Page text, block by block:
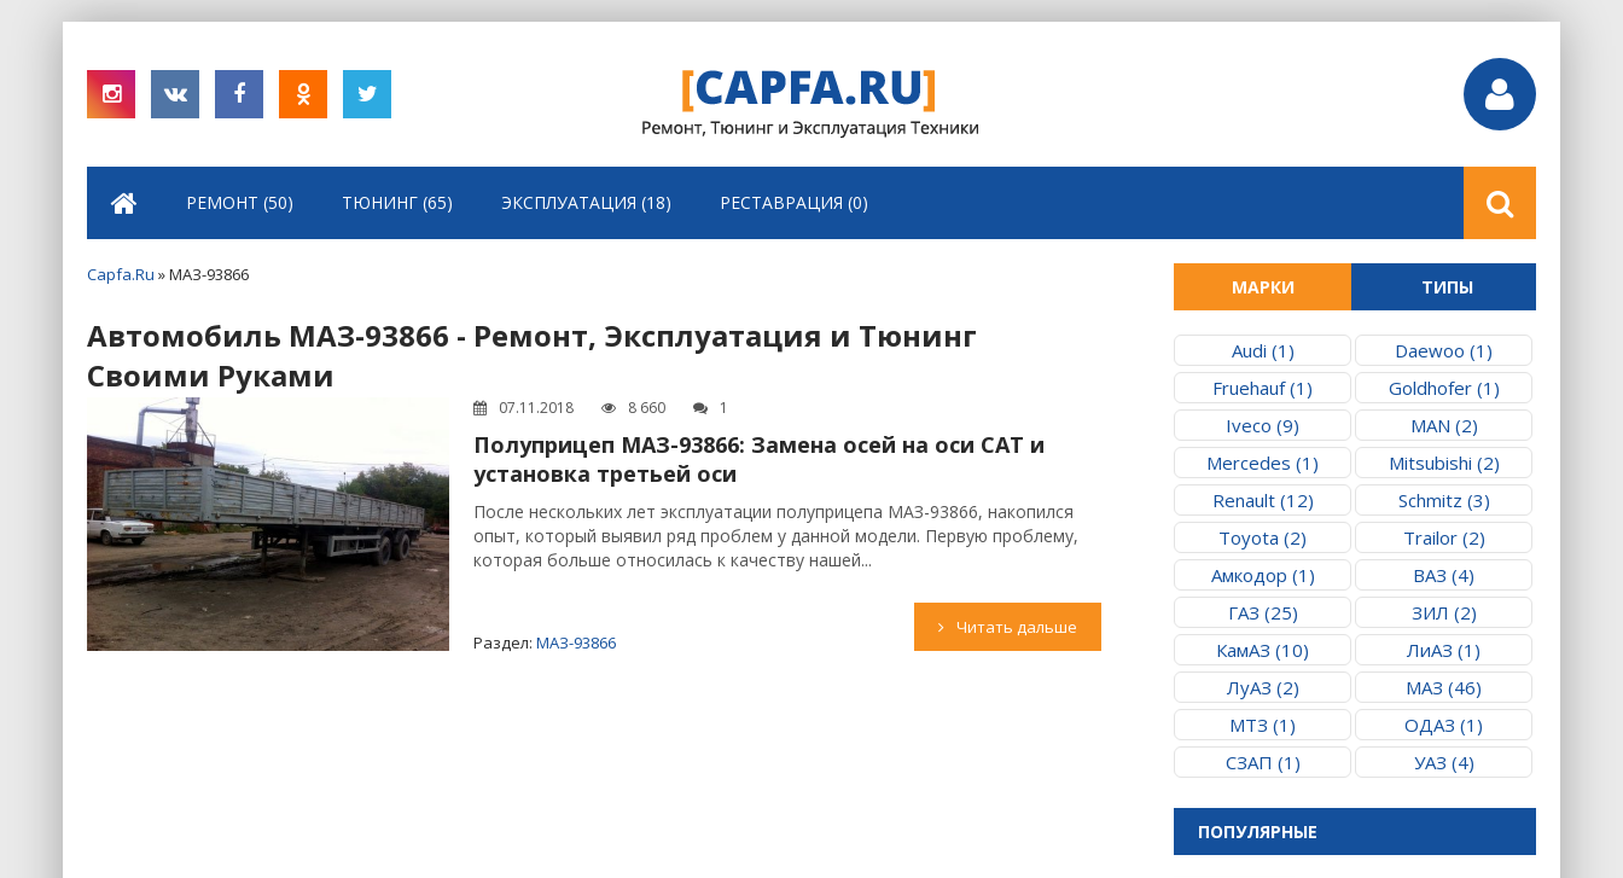
РЕМОНТ (50) ТЮНИНГ (65) ЭКСПЛУАТАЦИЯ (18) РЕСТАВРАЦИЯ (0)
Capfa.Ru » МАЗ-93866
Автомобиль МАЗ-93866 - Ремонт, Эксплуатация и Тюнинг
Своими Руками
07.11.2018 8 660 1
Полуприцеп МАЗ-93866: Замена осей на оси CAT и
установка третьей оси
После нескольких лет эксплуатации полуприцепа МАЗ-93866, накопился
опыт, который выявил ряд проблем у данной модели. Первую проблему,
которая больше относилась к качеству нашей...
Раздел: МАЗ-93866
Читать дальше
МАРКИ ТИПЫ
Audi (1)
Daewoo (1)
Fruehauf (1)
Goldhofer (1)
Iveco (9)
MAN (2)
Mercedes (1)
Mitsubishi (2)
Renault (12)
Schmitz (3)
Toyota (2)
Trailor (2)
Амкодор (1)
ВАЗ (4)
ГАЗ (25)
ЗИЛ (2)
КамАЗ (10)
ЛиАЗ (1)
ЛуАЗ (2)
МАЗ (46)
МТЗ (1)
ОДАЗ (1)
СЗАП (1)
УАЗ (4)
ПОПУЛЯРНЫЕ